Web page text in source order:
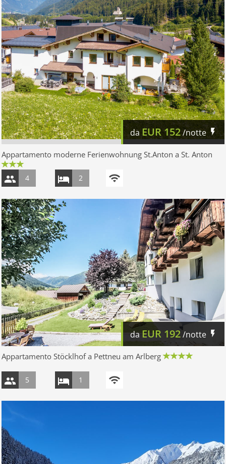
da EUR 152/notte
Appartamento moderne Ferienwohnung St.Anton a St. Anton
4 2
daEUR 192/notte
Appartamento Stöcklhof a Pettneu am Arlberg
5 1